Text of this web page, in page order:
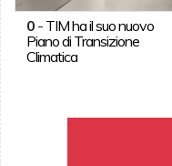
0- TIM ha il suo nuovo
Piano di Transizione
Climatica